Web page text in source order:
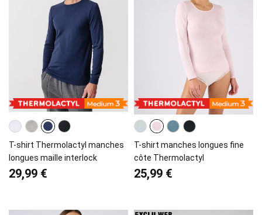
T-shirt Thermolactyl manches
longues maille interlock
29,99 €
T-shirt manches longues fine
côte Thermolactyl
25,99 €